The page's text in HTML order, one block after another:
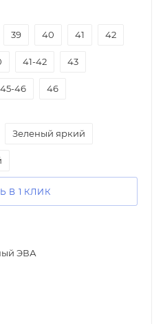
39 40 41 42
41-42 43
45-46 46
Зеленый яркий
В 1 КЛИК
ЭВА